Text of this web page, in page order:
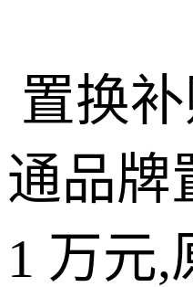
置换
通品牌
1 万元,